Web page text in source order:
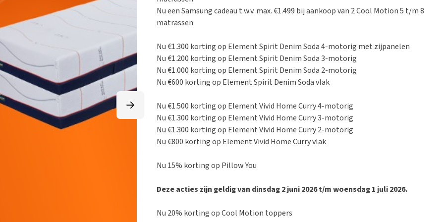
Nu een Samsung cadeau t.w.v. max. €1.499 bij aankoop van 2 Cool Motion 5 t/m 8
matrassen
Nu €1.300 korting op Element Spirit Denim Soda 4-motorig met zijpanelen
Nu €1.200 korting op Element Spirit Denim Soda 3-motorig
Nu €1.000 korting op Element Spirit Denim Soda 2-motorig
Nu €600 korting op Element Spirit Denim Soda vlak
Nu €1.500 korting op Element Vivid Home Curry 4-motorig
Nu €1.300 korting op Element Vivid Home Curry 3-motorig
Nu €1.300 korting op Element Vivid Home Curry 2-motorig
Nu €800 korting op Element Vivid Home Curry vlak
Nu 15% korting op Pillow You
Deze acties zijn geldig van dinsdag 2 juni 2026 t/m woensdag 1 juli 2026.
Nu 20% korting op Cool Motion toppers